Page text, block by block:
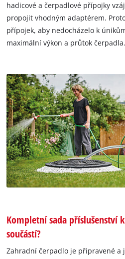
hadicové a čerpadlové přípojky
propojit vhodným adaptérem.
přípojek, aby nedocházelo k
maximální výkon a průtok čerpadla.
Kompletní sada příslušenství
součástí?
Zahradní čerpadlo je připravené a